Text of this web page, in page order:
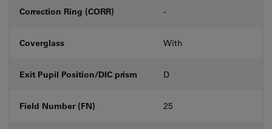
Correction Ring (CORR) -
Coverglass With
Exit Pupil Position/DIC prism D
Field Number (FN) 25